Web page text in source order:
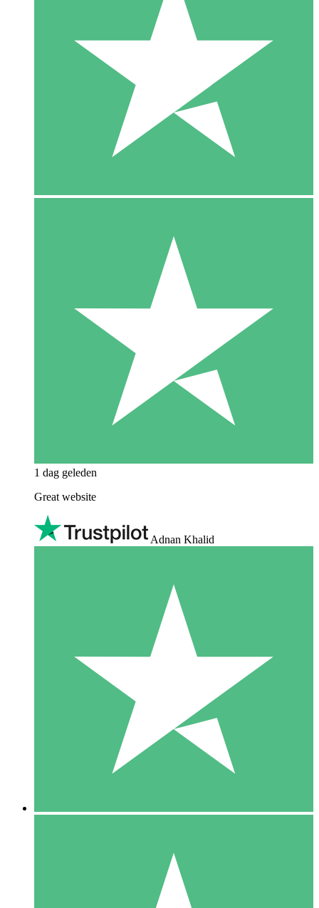
1 dag geleden
Great website
Adnan Khalid